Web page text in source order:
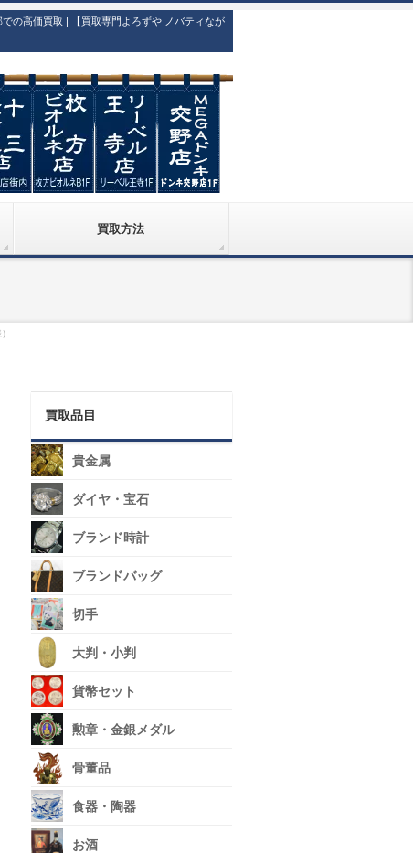
の高価買取 | 【買取専門よろずや ノバティなが
買取方法
買取品目
貴金属
ダイヤ・宝石
ブランド時計
ブランドバッグ
切手
大判・小判
貨幣セット
勲章・金銀メダル
骨董品
食器・陶器
お酒